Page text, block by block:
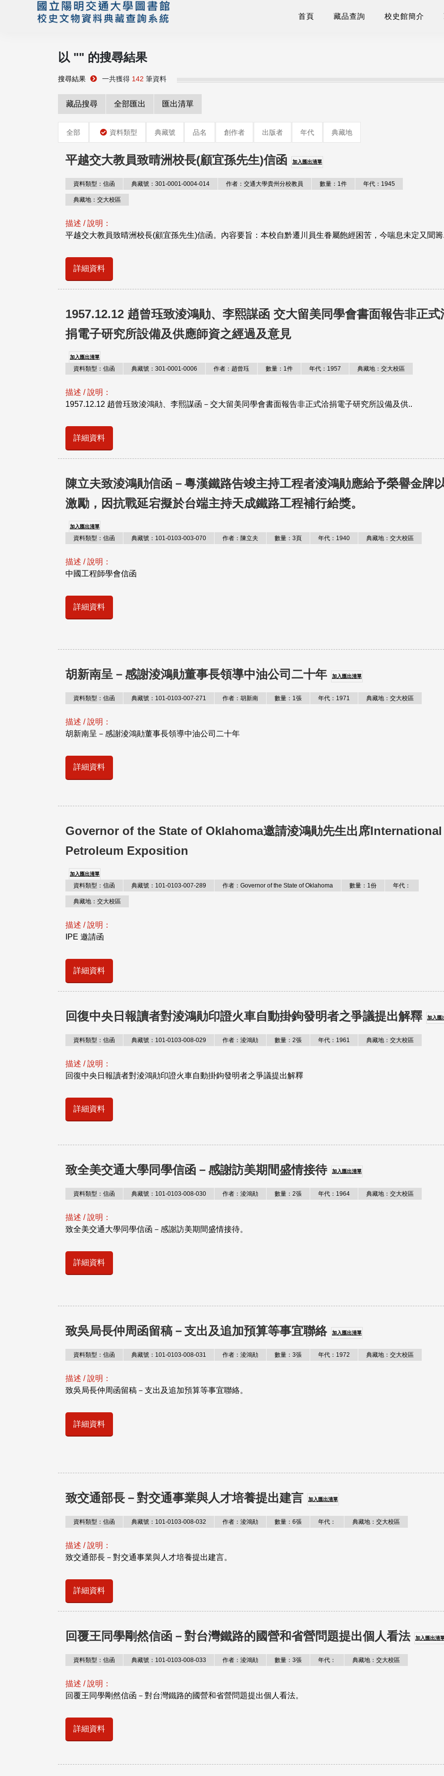
首頁 藏品查詢 校史館簡介
以 "" 的搜尋結果
搜尋結果 一共獲得 142 筆資料
藏品搜尋 全部匯出 匯出清單
全部 資料類型 典藏號 品名 創作者 出版者 年代 典藏地
平越交大教員致晴洲校長(顧宜孫先生)信函 加入匯出清單
資料類型：信函 典藏號：301-0001-0004-014 作者：交通大學貴州分校教員 數量：1件 年代：1945
典藏地：交大校區
描述 / 說明：
平越交大教員致晴洲校長(顧宜孫先生)信函。內容要旨：本校自黔遷川員生眷屬飽經困苦，今喘息未定又聞籌
詳細資料
1957.12.12 趙曾珏致淩鴻勛、李熙謀函 交大留美同學會書面報告非正式
捐電子研究所設備及供應師資之經過及意見
加入匯出清單
資料類型：信函 典藏號：301-0001-0006 作者：趙曾珏 數量：1件 年代：1957 典藏地：交大校區
描述 / 說明：
1957.12.12 趙曾珏致淩鴻勛、李熙謀函－交大留美同學會書面報告非正式洽捐電子研究所設備及供..
詳細資料
陳立夫致淩鴻勛信函－粵漢鐵路告竣主持工程者淩鴻勛應給予榮譽金牌
激勵，因抗戰延宕擬於台端主持天成鐵路工程補行給獎。
加入匯出清單
資料類型：信函 典藏號：101-0103-003-070 作者：陳立夫 數量：3頁 年代：1940 典藏地：交大校區
描述 / 說明：
中國工程師學會信函
詳細資料
胡新南呈－感謝淩鴻勛董事長領導中油公司二十年 加入匯出清單
資料類型：信函 典藏號：101-0103-007-271 作者：胡新南 數量：1張 年代：1971 典藏地：交大校區
描述 / 說明：
胡新南呈－感謝淩鴻勛董事長領導中油公司二十年
詳細資料
Governor of the State of Oklahoma邀請淩鴻勛先生出席International
Petroleum Exposition
加入匯出清單
資料類型：信函 典藏號：101-0103-007-289 作者：Governor of the State of Oklahoma 數量：1份 年代：
典藏地：交大校區
描述 / 說明：
IPE 邀請函
詳細資料
回復中央日報讀者對淩鴻勛印證火車自動掛鉤發明者之爭議提出解釋 加入匯
資料類型：信函 典藏號：101-0103-008-029 作者：淩鴻勛 數量：2張 年代：1961 典藏地：交大校區
描述 / 說明：
回復中央日報讀者對淩鴻勛印證火車自動掛鉤發明者之爭議提出解釋
詳細資料
致全美交通大學同學信函－感謝訪美期間盛情接待 加入匯出清單
資料類型：信函 典藏號：101-0103-008-030 作者：淩鴻勛 數量：2張 年代：1964 典藏地：交大校區
描述 / 說明：
致全美交通大學同學信函－感謝訪美期間盛情接待。
詳細資料
致吳局長仲周函留稿－支出及追加預算等事宜聯絡 加入匯出清單
資料類型：信函 典藏號：101-0103-008-031 作者：淩鴻勛 數量：3張 年代：1972 典藏地：交大校區
描述 / 說明：
致吳局長仲周函留稿－支出及追加預算等事宜聯絡。
詳細資料
致交通部長－對交通事業與人才培養提出建言 加入匯出清單
資料類型：信函 典藏號：101-0103-008-032 作者：淩鴻勛 數量：6張 年代： 典藏地：交大校區
描述 / 說明：
致交通部長－對交通事業與人才培養提出建言。
詳細資料
回覆王同學剛然信函－對台灣鐵路的國營和省營問題提出個人看法 加入匯出清
資料類型：信函 典藏號：101-0103-008-033 作者：淩鴻勛 數量：3張 年代： 典藏地：交大校區
描述 / 說明：
回覆王同學剛然信函－對台灣鐵路的國營和省營問題提出個人看法。
詳細資料